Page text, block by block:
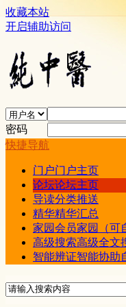
收藏本站
开启辅助访问
密码
快捷导航
门户门户主页
论坛论坛主页
导读分类推送
精华精华汇总
家园会员家园（可
高级搜索高级全文
智能辨证智能协助